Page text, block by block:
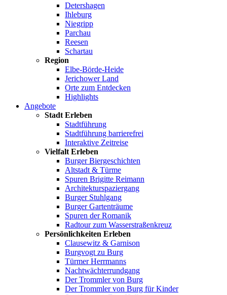
Detershagen
Ihleburg
Niegripp
Parchau
Reesen
Schartau
Region
Elbe-Börde-Heide
Jerichower Land
Orte zum Entdecken
Highlights
Angebote
Stadt Erleben
Stadtführung
Stadtführung barrierefrei
Interaktive Zeitreise
Vielfalt Erleben
Burger Biergeschichten
Altstadt & Türme
Spuren Brigitte Reimann
Architekturspaziergang
Burger Stuhlgang
Burger Gartenträume
Spuren der Romanik
Radtour zum Wasserstraßenkreuz
Persönlichkeiten Erleben
Clausewitz & Garnison
Burgvogt zu Burg
Türmer Herrmanns
Nachtwächterrundgang
Der Trommler von Burg
Der Trommler von Burg für Kinder